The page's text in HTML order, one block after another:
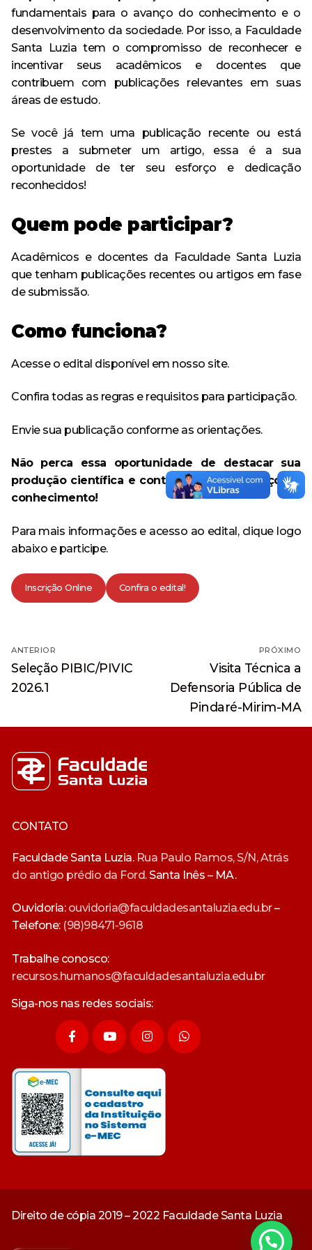
Política de Privacidade
Monitoria
Calendário Acadêmico
Acervo
Revistas e Periódicos
Estrutura física
Serviços oferecidos
Outras ferramentas de pesquisa
Minha Biblioteca
Pesquisa
CPA
Ouvidoria
Trabalhe Conosco
Acompanhamento dos Egressos
Anatomia Humana Online
Curso de Especialização
Curso de Extensão
Destaque
Egressos
Ensino
Evento
Extensão
Pesquisa
AVA – Moodle
Tecnologia em Processos Gerenciais – Tecnólogo
fundamentais para o avanço do conhecimento e o
desenvolvimento da sociedade. Por isso, a Faculdade
Santa Luzia tem o compromisso de reconhecer e
incentivar seus acadêmicos e docentes que
contribuem com publicações relevantes em suas
áreas de estudo.
Se você já tem uma publicação recente ou está
prestes a submeter um artigo, essa é a sua
oportunidade de ter seu esforço e dedicação
reconhecidos!
Quem pode participar?
Acadêmicos e docentes da Faculdade Santa Luzia
que tenham publicações recentes ou artigos em fase
de submissão.
Como funciona?
Acesse o edital disponível em nosso site.
Confira todas as regras e requisitos para participação.
Envie sua publicação conforme as orientações.
Não perca essa oportunidade de destacar sua
produção científica e contribuir para o avanço do
conhecimento!
Para mais informações e acesso ao edital, clique logo
abaixo e participe.
Inscrição Online Confira o edital!
Navegação
de
Post
ANTERIOR
Post
anterior:
Seleção PIBIC/PIVIC
2026.1
PRÓXIMO
Próximo
post:
Visita Técnica a
Defensoria Pública de
Pindaré-Mirim-MA
CONTATO
Faculdade Santa Luzia. Rua Paulo Ramos, S/N, Atrás
do antigo prédio da Ford.Santa Inês – MA.
Ouvidoria: ouvidoria@faculdadesantaluzia.edu.br–
Telefone: (98)98471-9618
Trabalhe conosco:
recursos.humanos@faculdadesantaluzia.edu.br
Siga-nos nas redes sociais:
Direito de cópia 2019 – 2022 Faculdade Santa Luzia